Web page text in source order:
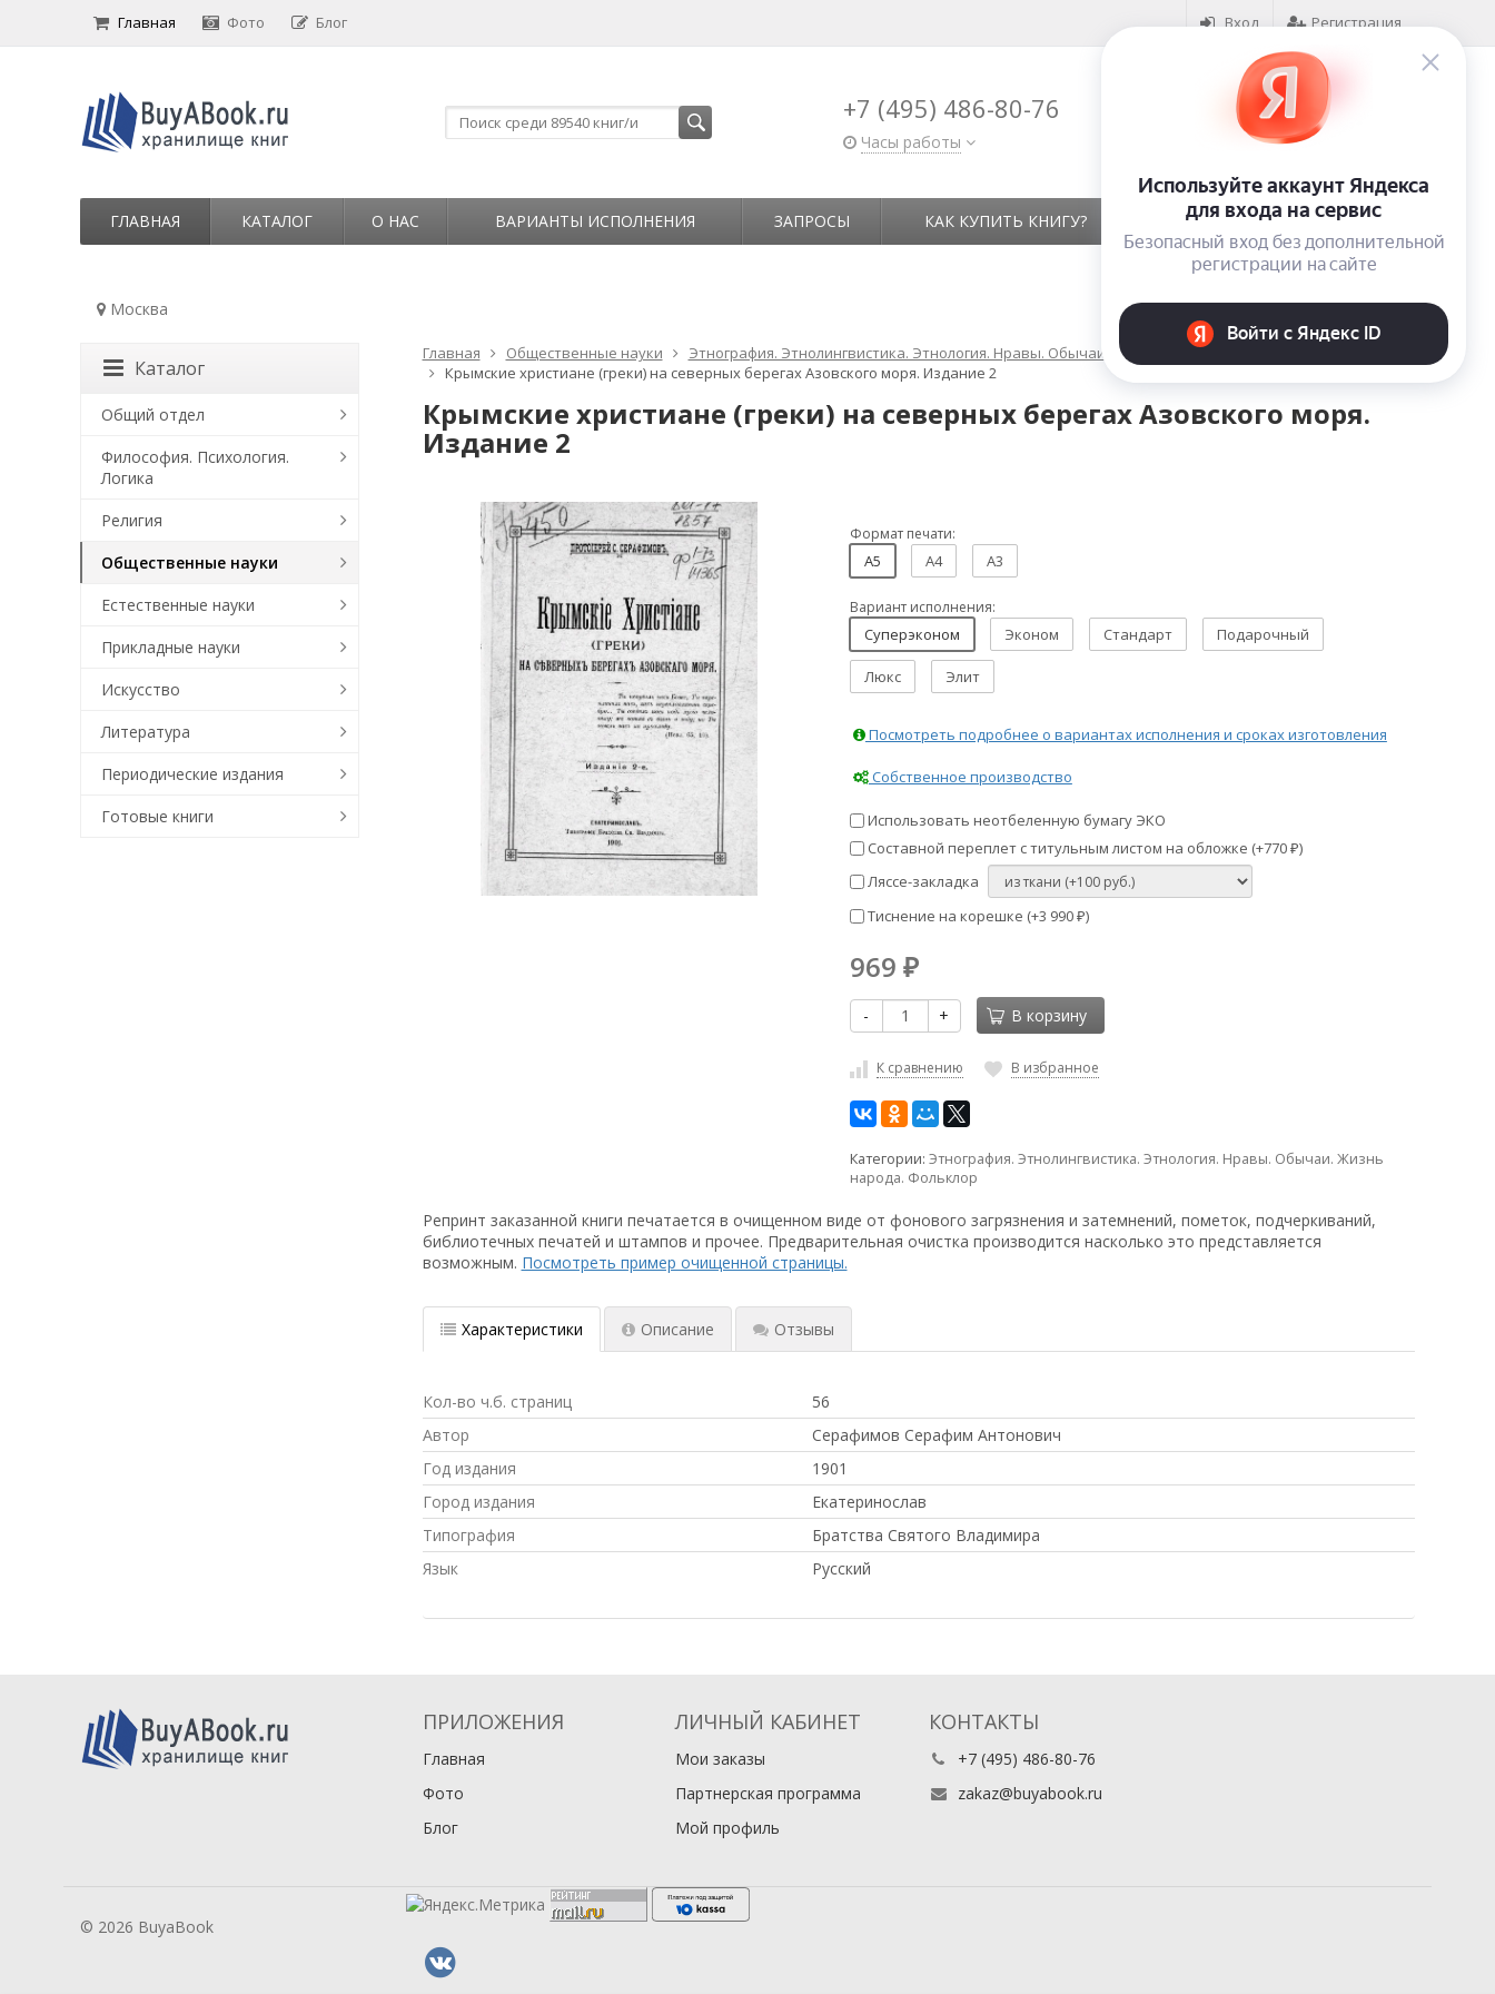
Вход Регистрация
Главная Фото Блог
+7 (495) 486-80-76
Часы работы
Корзина ( 0)
на сумму0₽
ГЛАВНАЯ КАТАЛОГ О НАС ВАРИАНТЫ ИСПОЛНЕНИЯ ЗАПРОСЫ КАК КУПИТЬ КНИГУ? КОНТАКТЫ ОТЗЫВЫ
Москва
Главная Общественные науки
Этнография. Этнолингвистика. Этнология. Нравы. Обычаи. Жизнь народа. Фольклор
Крымские христиане (греки) на северных берегах Азовского моря. Издание 2
Крымские христиане (греки) на северных берегах Азовского моря.
Издание 2
Формат печати:
A5 A4 A3
Вариант исполнения:
Суперэконом Эконом Стандарт Подарочный
Люкс Элит
Посмотреть подробнее о вариантах исполнения и сроках изготовления
Собственное производство
Использовать неотбеленную бумагу ЭКО
Составной переплет с титульным листом на обложке (+770 ₽)
Ляссе-закладка
Тиснение на корешке (+3 990 ₽)
969 ₽
- + В корзину
К сравнению В избранное
Категории: Этнография. Этнолингвистика. Этнология. Нравы. Обычаи. Жизнь
народа. Фольклор
Репринт заказанной книги печатается в очищенном виде от фонового загрязнения и затемнений, пометок, подчеркиваний,
библиотечных печатей и штампов и прочее. Предварительная очистка производится насколько это представляется
возможным. Посмотреть пример очищенной страницы.
Характеристики Описание Отзывы
Кол-во ч.б. страниц
56
Автор
Серафимов Серафим Антонович
Год издания
1901
Город издания
Екатеринослав
Типография
Братства Святого Владимира
Язык
Русский
Каталог
Общий отдел
Философия. Психология.
Логика
Религия
Общественные науки
Естественные науки
Прикладные науки
Искусство
Литература
Периодические издания
Готовые книги
ПРИЛОЖЕНИЯ
Главная
Фото
Блог
ЛИЧНЫЙ КАБИНЕТ
Мои заказы
Партнерская программа
Мой профиль
КОНТАКТЫ
+7 (495) 486-80-76
zakaz@buyabook.ru
© 2026 BuyaBook